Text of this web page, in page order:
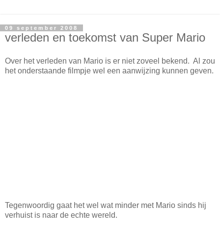
09 september 2008
verleden en toekomst van Super Mario
Over het verleden van Mario is er niet zoveel bekend. Al zou
het onderstaande filmpje wel een aanwijzing kunnen geven.
Tegenwoordig gaat het wel wat minder met Mario sinds hij
verhuist is naar de echte wereld.